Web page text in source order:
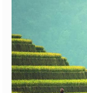
FILODIRITTO